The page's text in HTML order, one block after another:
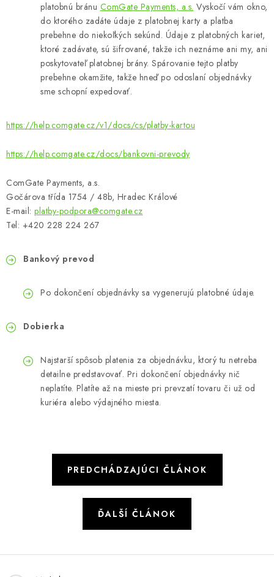
platobnú bránu ComGate Payments, a.s. Vyskočí vám okno,
do ktorého zadáte údaje z platobnej karty a platba
prebehne do niekoľkých sekúnd. Údaje z platobných kariet,
ktoré zadávate, sú šifrované, takže ich neznáme ani my, ani
poskytovateľ platobnej brány. Spárovanie tejto platby
prebehne okamžite, takže hneď po odoslaní objednávky
sme schopní expedovať.
https://help.comgate.cz/v1/docs/cs/platby-kartou
https://help.comgate.cz/docs/bankovni-prevody
ComGate Payments, a.s.
Gočárova třída 1754 / 48b, Hradec Králové
E-mail: platby-podpora@comgate.cz
Tel: +420 228 224 267
Bankový prevod
Po dokončení objednávky sa vygenerujú platobné údaje.
Dobierka
Najstarší spôsob platenia za objednávku, ktorý tu netreba
detailne predstavovať. Pri dokončení objednávky nič
neplatíte. Platíte až na mieste pri prevzatí tovaru či už od
kuriéra alebo výdajného miesta.
PREDCHÁDZAJÚCI ČLÁNOK
ĎALŠÍ ČLÁNOK